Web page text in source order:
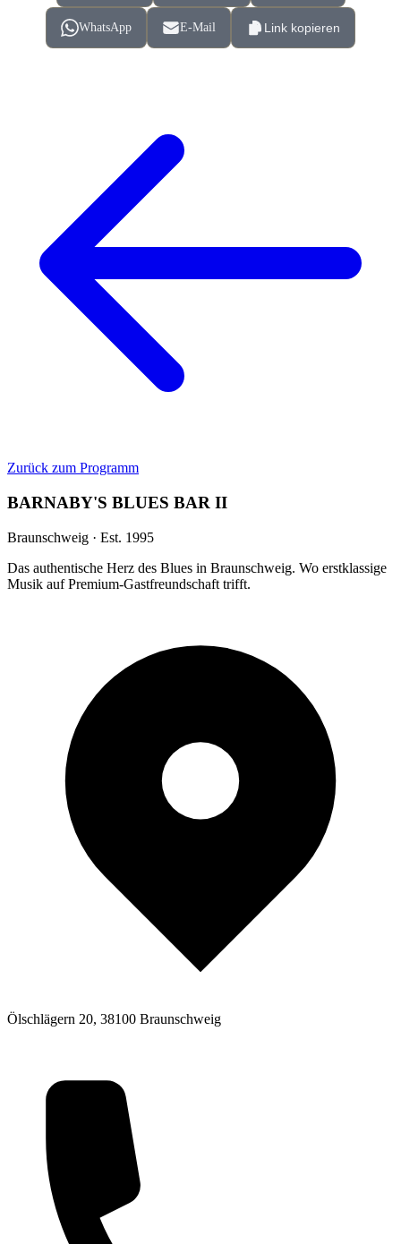
WhatsApp E-Mail Link kopieren
Zurück zum Programm
BARNABY'S BLUES BAR II
Braunschweig · Est. 1995
Das authentische Herz des Blues in Braunschweig. Wo erstklassige
Musik auf Premium-Gastfreundschaft trifft.
Ölschlägern 20, 38100 Braunschweig